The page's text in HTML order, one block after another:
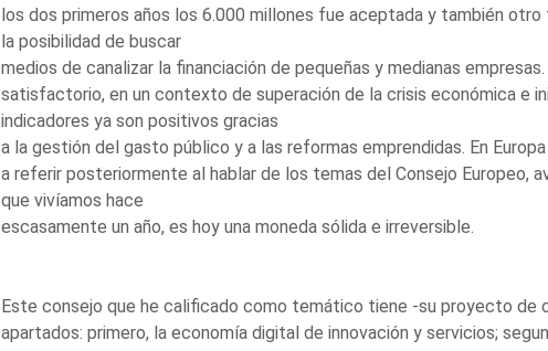
los dos primeros años los 6.000 millones fue aceptada y también otro
la posibilidad de buscar
medios de canalizar la financiación de pequeñas y medianas
satisfactorio, en un contexto de superación de la crisis económica e
indicadores ya son positivos gracias
a la gestión del gasto público y a las reformas emprendidas. En
a referir posteriormente al hablar de los temas del Consejo Europeo,
que vivíamos hace
escasamente un año, es hoy una moneda sólida e irreversible.
Este consejo que he calificado como temático tiene -su proyecto de
apartados: primero, la economía digital de innovación y servicios;